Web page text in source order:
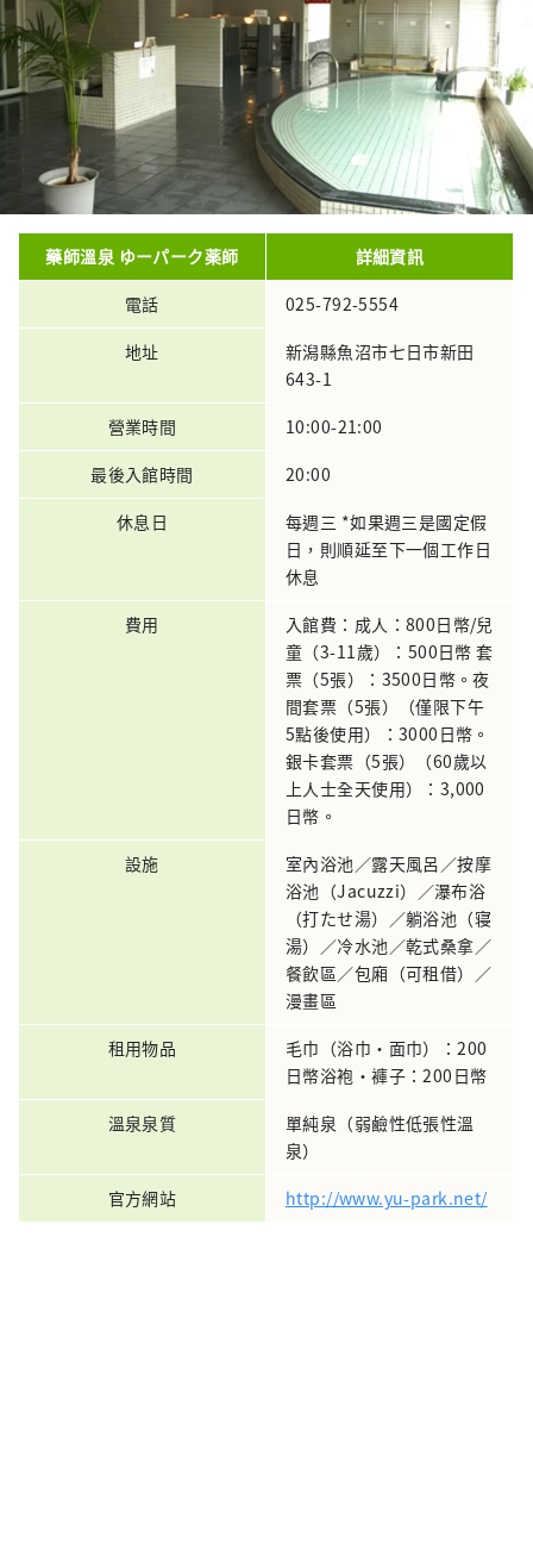
藥師溫泉 ゆーパーク薬師
詳細資訊
電話
025-792-5554
地址
新潟縣魚沼市七日市新田
643-1
營業時間
10:00-21:00
最後入館時間
20:00
休息日
每週三 *如果週三是國定假
日，則順延至下一個工作日
休息
費用
入館費：成人：800日幣/兒
童（3-11歲）：500日幣 套
票（5張）：3500日幣。夜
間套票（5張）（僅限下午
5點後使用）：3000日幣。
銀卡套票（5張）（60歲以
上人士全天使用）：3,000
日幣。
設施
室內浴池／露天風呂／按摩
浴池（Jacuzzi）／瀑布浴
（打たせ湯）／躺浴池（寝
湯）／冷水池／乾式桑拿／
餐飲區／包廂（可租借）／
漫畫區
租用物品
毛巾（浴巾・面巾）：200
日幣浴袍・褲子：200日幣
溫泉泉質
單純泉（弱鹼性低張性溫
泉）
官方網站
http://www.yu-park.net/